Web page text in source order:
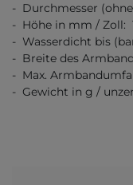
- Durchmesser
- Höhe in mm / Zoll:
- Wasserdicht bis
- Breite des
- Max.
- Gewicht in g /